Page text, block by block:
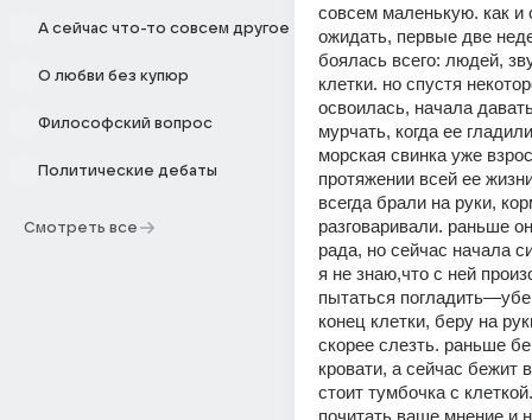
А сейчас что-то совсем другое
О любви без купюр
Философский вопрос
Политические дебаты
Смотреть все
совсем маленькую. как и
ожидать, первые две
боялась всего: людей,
клетки. но спустя
освоилась, начала
мурчать, когда ее
морская свинка уже
протяжении всей ее
всегда брали на руки,
разговаривали. раньше
рада, но сейчас начала
я не знаю,что с ней
пытаться
конец клетки, беру на
скорее слезть. раньше
кровати, а сейчас бежит
стоит тумбочка с
почитать ваше мнение и